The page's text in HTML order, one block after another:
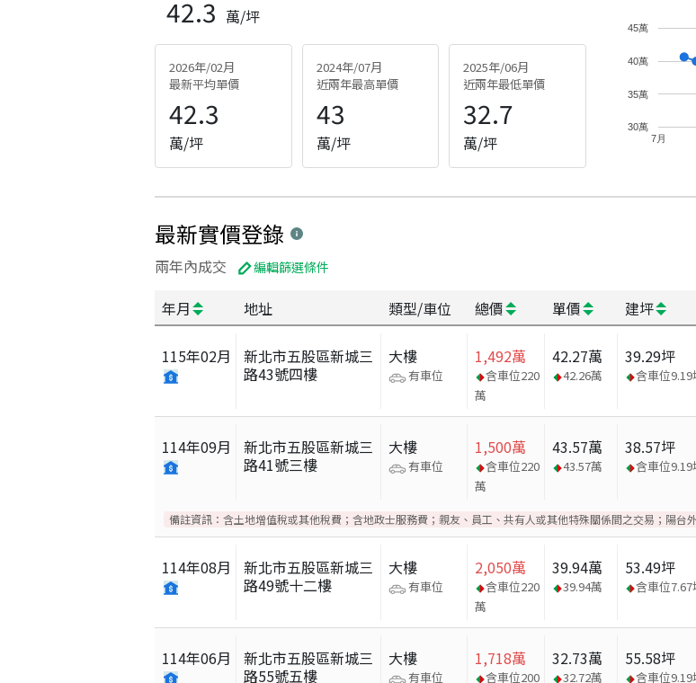
42.3 萬/坪
2026年/02月
最新平均單價
42.3
萬/坪
2024年/07月
近兩年最高單價
43
萬/坪
2025年/06月
近兩年最低單價
32.7
萬/坪 7月
30萬
35萬
40萬
45萬
最新實價登錄
兩年內成交 編輯篩選條件
年月 地址 類型/車位 總價 單價 建坪
115年02月
新北市五股區新城三
路43號四樓
大樓
有車位
1,492萬
含車位220
萬
42.27萬
42.26萬
39.29坪
含車位9.19
114年09月
新北市五股區新城三
路41號三樓
大樓
有車位
1,500萬
含車位220
萬
43.57萬
43.57萬
38.57坪
含車位9.19
備註資訊： 含土地增值稅或其他稅費；含地政士服務費；親友、員工、共有人或其他特殊關係間之交易；陽台
114年08月
新北市五股區新城三
路49號十二樓
大樓
有車位
2,050萬
含車位220
萬
39.94萬
39.94萬
53.49坪
含車位7.67
114年06月
新北市五股區新城三
路55號五樓
大樓
有車位
1,718萬
含車位200
32.73萬
32.72萬
55.58坪
含車位9.19